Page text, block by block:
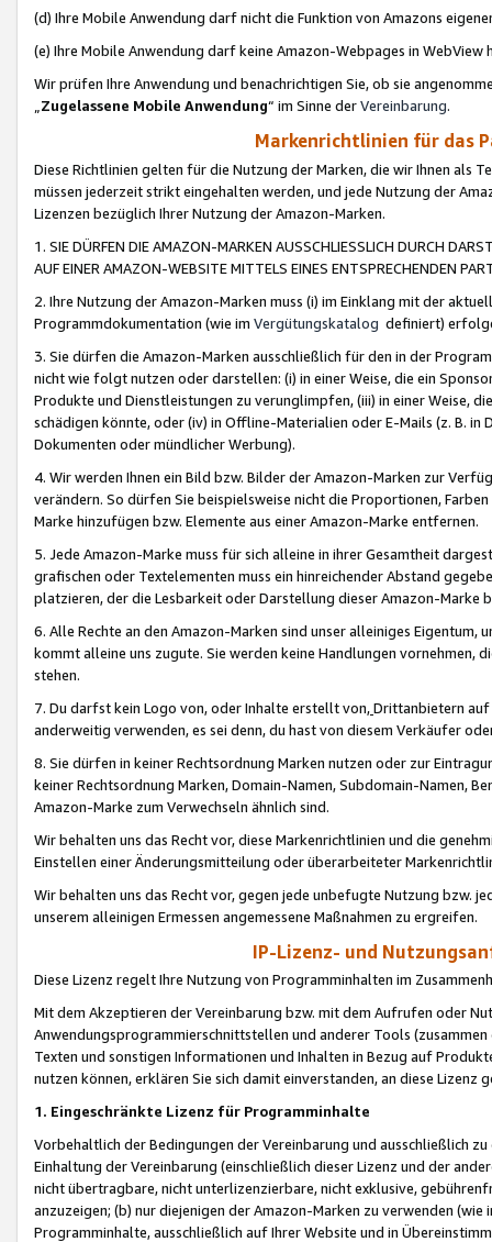
(d) Ihre Mobile Anwendung darf nicht die Funktion von Amazons
(e) Ihre Mobile Anwendung darf keine Amazon-Webpages in WebView
Wir prüfen Ihre Anwendung und benachrichtigen Sie, ob sie
„Zugelassene Mobile Anwendung“ im Sinne derVereinbarung.
Markenrichtlinien für das
Diese Richtlinien gelten für die Nutzung der Marken, die wir Ihnen als
müssen jederzeit strikt eingehalten werden, und jede Nutzung der
Lizenzen bezüglich Ihrer Nutzung der Amazon-Marken.
1. SIE DÜRFEN DIE AMAZON-MARKEN AUSSCHLIESSLICH DURCH
AUF EINER AMAZON-WEBSITE MITTELS EINES ENTSPRECHENDEN
2. Ihre Nutzung der Amazon-Marken muss (i) im Einklang mit der
Programmdokumentation (wie im Vergütungskatalog definiert)
3. Sie dürfen die Amazon-Marken ausschließlich für den in der
nicht wie folgt nutzen oder darstellen: (i) in einer Weise, die ein
Produkte und Dienstleistungen zu verunglimpfen, (iii) in einer Weise,
schädigen könnte, oder (iv) in Offline-Materialien oder E-Mails (z. B. in
Dokumenten oder mündlicher Werbung).
4. Wir werden Ihnen ein Bild bzw. Bilder der Amazon-Marken zur
verändern. So dürfen Sie beispielsweise nicht die Proportionen,
Marke hinzufügen bzw. Elemente aus einer Amazon-Marke entfernen.
5. Jede Amazon-Marke muss für sich alleine in ihrer Gesamtheit
grafischen oder Textelementen muss ein hinreichender Abstand
platzieren, der die Lesbarkeit oder Darstellung dieser Amazon-Marke
6. Alle Rechte an den Amazon-Marken sind unser alleiniges
kommt alleine uns zugute. Sie werden keine Handlungen vornehmen,
stehen.
7. Du darfst kein Logo von, oder Inhalte erstellt von,Drittanbietern auf
anderweitig verwenden, es sei denn, du hast von diesem Verkäufer
8. Sie dürfen in keiner Rechtsordnung Marken nutzen oder zur
keiner Rechtsordnung Marken, Domain-Namen, Subdomain-Namen,
Amazon-Marke zum Verwechseln ähnlich sind.
Wir behalten uns das Recht vor, diese Markenrichtlinien und die
Einstellen einer Änderungsmitteilung oder überarbeiteter
Wir behalten uns das Recht vor, gegen jede unbefugte Nutzung bzw.
unserem alleinigen Ermessen angemessene Maßnahmen zu ergreifen.
IP-Lizenz- und
Diese Lizenz regelt Ihre Nutzung von Programminhalten im
Mit dem Akzeptieren der Vereinbarung bzw. mit dem Aufrufen oder
Anwendungsprogrammierschnittstellen und anderer Tools (zusammen
Texten und sonstigen Informationen und Inhalten in Bezug auf
nutzen können, erklären Sie sich damit einverstanden, an diese Lizenz
1. Eingeschränkte Lizenz für Programminhalte
Vorbehaltlich der Bedingungen der Vereinbarung und ausschließlich
Einhaltung der Vereinbarung (einschließlich dieser Lizenz und der
nicht übertragbare, nicht unterlizenzierbare, nicht exklusive,
anzuzeigen; (b) nur diejenigen der Amazon-Marken zu verwenden
Programminhalte, ausschließlich auf Ihrer Website und in